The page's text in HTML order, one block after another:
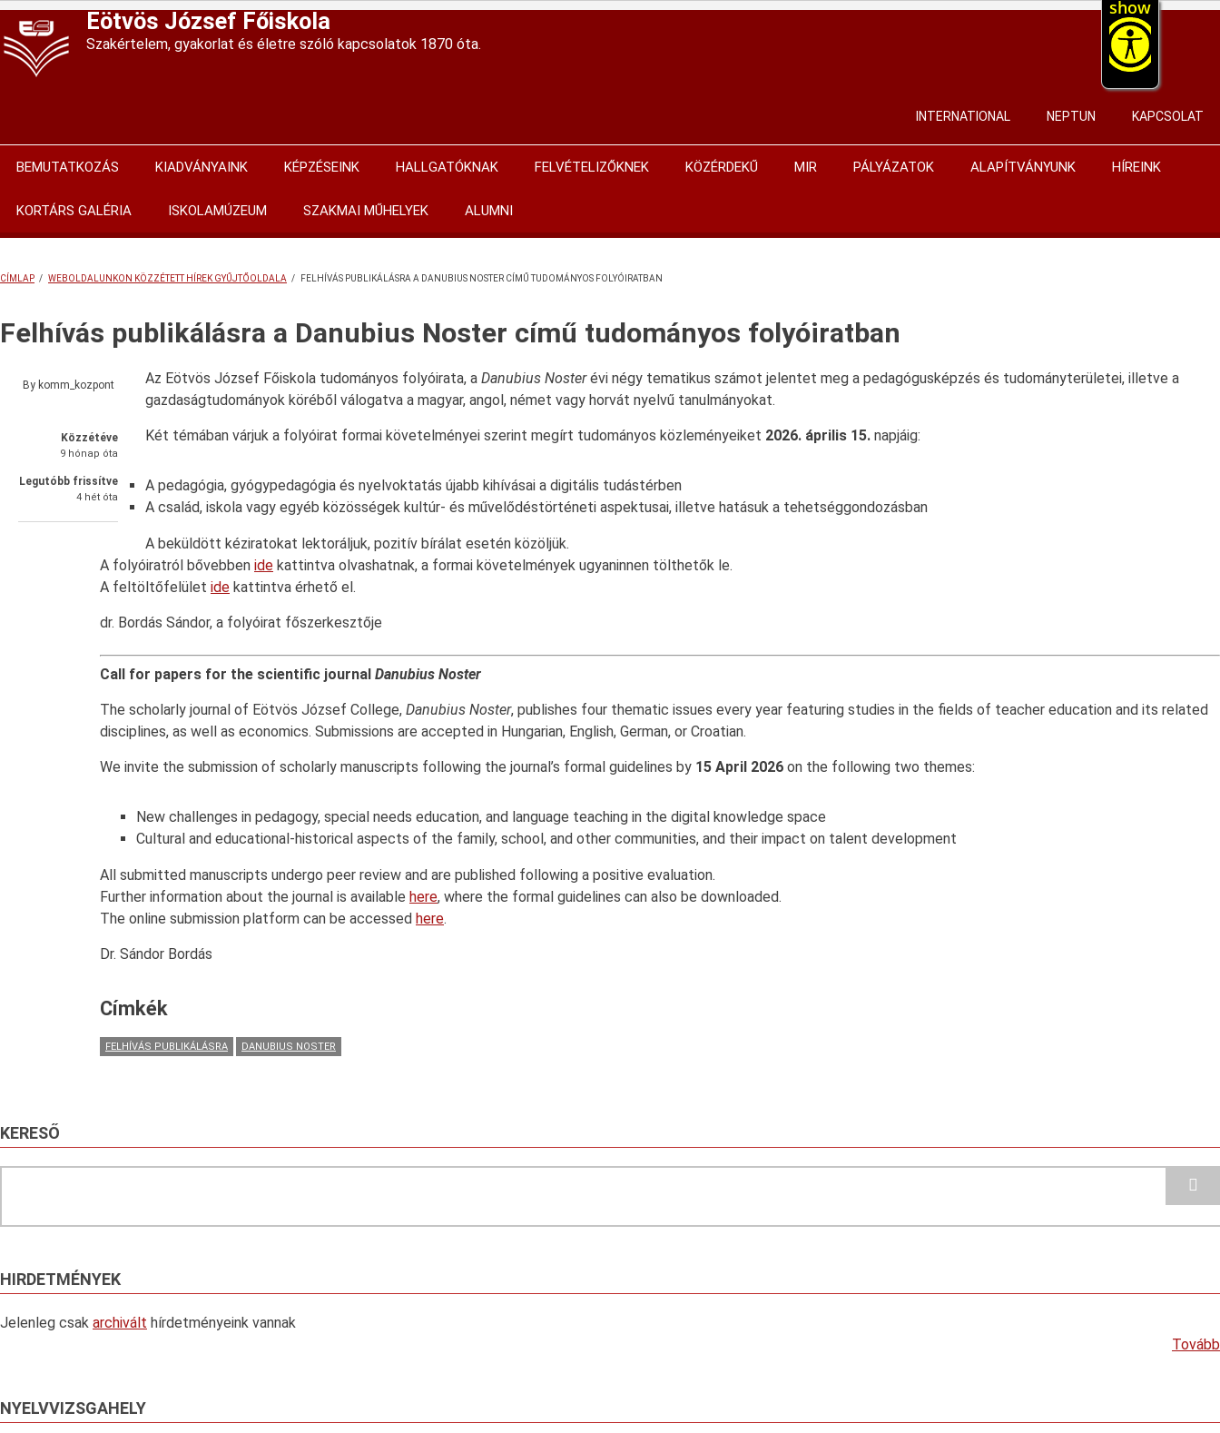
Ugrás
a
tartalomra
show
Eötvös József Főiskola
Szakértelem, gyakorlat és életre szóló kapcsolatok 1870 óta.
User
menu
INTERNATIONAL NEPTUN KAPCSOLAT
Main
navigation
BEMUTATKOZÁS KIADVÁNYAINK KÉPZÉSEINK HALLGATÓKNAK FELVÉTELIZŐKNEK KÖZÉRDEKŰ MIR PÁLYÁZATOK ALAPÍTVÁNYUNK HÍREINK
KORTÁRS GALÉRIA ISKOLAMÚZEUM SZAKMAI MŰHELYEK ALUMNI
CÍMLAP / WEBOLDALUNKON KÖZZÉTETT HÍREK GYŰJTŐOLDALA / FELHÍVÁS PUBLIKÁLÁSRA A DANUBIUS NOSTER CÍMŰ TUDOMÁNYOS FOLYÓIRATBAN
Felhívás publikálásra a Danubius Noster című tudományos folyóiratban
By komm_kozpont
Közzétéve
9 hónap óta
Legutóbb frissítve
4 hét óta
Az Eötvös József Főiskola tudományos folyóirata, a Danubius Nosterévi négy tematikus számot jelentet meg a pedagógusképzés és tudományterületei, illetve a
gazdaságtudományok köréből válogatva a magyar, angol, német vagy horvát nyelvű tanulmányokat.
Két témában várjuk a folyóirat formai követelményei szerint megírt tudományos közleményeiket 2026. április 15. napjáig:
A pedagógia, gyógypedagógia és nyelvoktatás újabb kihívásai a digitális tudástérben
A család, iskola vagy egyéb közösségek kultúr- és művelődéstörténeti aspektusai, illetve hatásuk a tehetséggondozásban
A beküldött kéziratokat lektoráljuk, pozitív bírálat esetén közöljük.
A folyóiratról bővebben ide kattintva olvashatnak, a formai követelmények ugyaninnen tölthetők le.
A feltöltőfelület ide kattintva érhető el.
dr. Bordás Sándor, a folyóirat főszerkesztője
Call for papers for the scientific journal Danubius Noster
The scholarly journal of Eötvös József College, Danubius Noster, publishes four thematic issues every year featuring studies in the fields of teacher education and its related
disciplines, as well as economics. Submissions are accepted in Hungarian, English, German, or Croatian.
We invite the submission of scholarly manuscripts following the journal’s formal guidelines by 15 April 2026 on the following two themes:
New challenges in pedagogy, special needs education, and language teaching in the digital knowledge space
Cultural and educational-historical aspects of the family, school, and other communities, and their impact on talent development
All submitted manuscripts undergo peer review and are published following a positive evaluation.
Further information about the journal is available here, where the formal guidelines can also be downloaded.
The online submission platform can be accessed here.
Dr. Sándor Bordás
Címkék
FELHÍVÁS PUBLIKÁLÁSRA DANUBIUS NOSTER
KERESŐ
HIRDETMÉNYEK
Jelenleg csak archivált hírdetményeink vannak
Tovább
NYELVVIZSGAHELY